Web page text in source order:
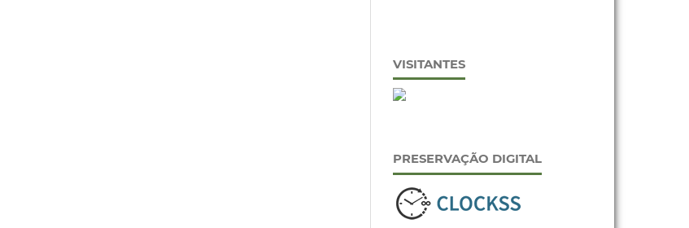
VISITANTES
PRESERVAÇÃO DIGITAL